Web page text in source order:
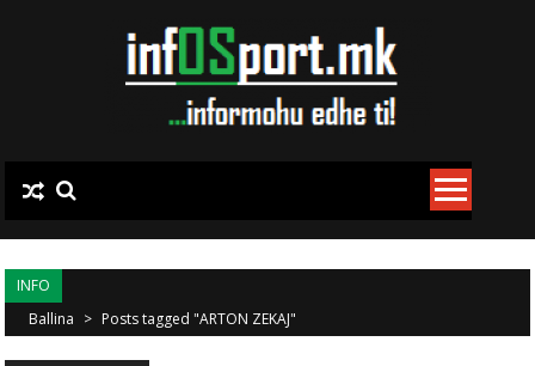
INFO
Ballina > Posts tagged "ARTON ZEKAJ"